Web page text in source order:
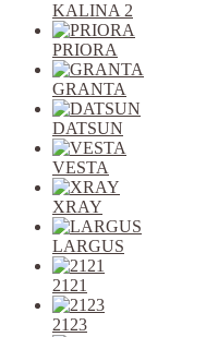
KALINA 2
PRIORA
GRANTA
DATSUN
VESTA
XRAY
LARGUS
2121
2123